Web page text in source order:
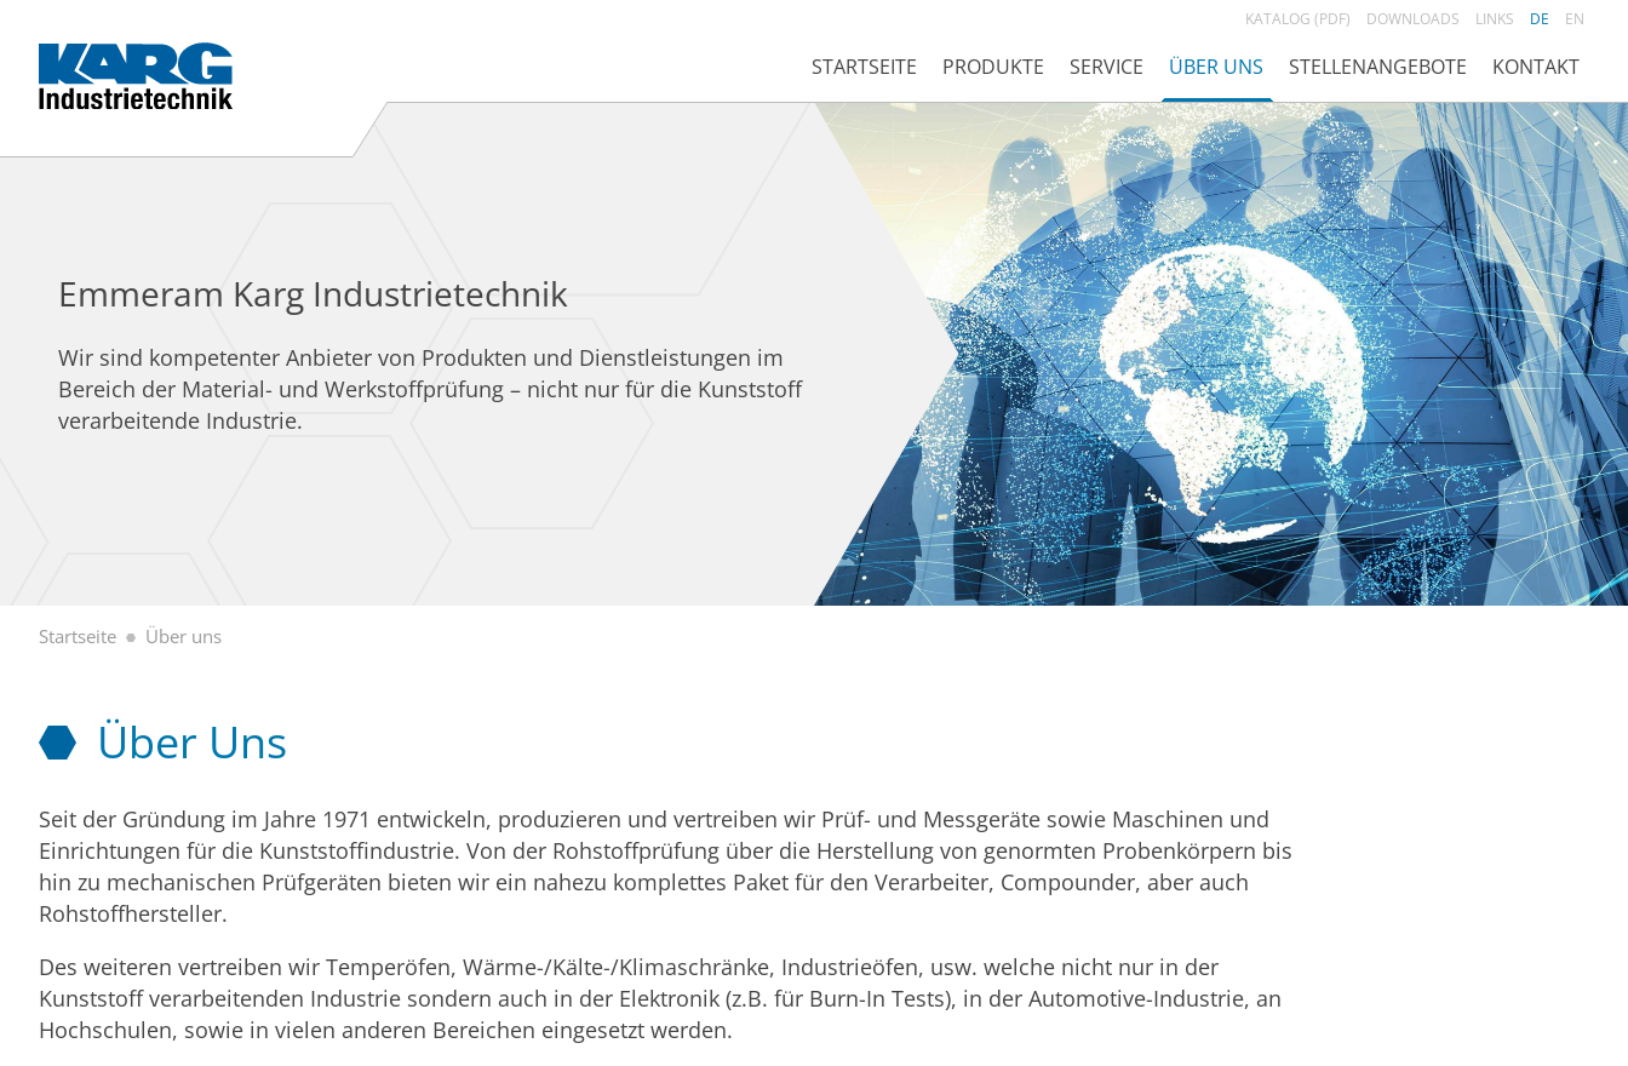
KATALOG (PDF) DOWNLOADS LINKS DE EN
STARTSEITE PRODUKTE SERVICE ÜBER UNS STELLENANGEBOTE KONTAKT
Emmeram Karg Industrietechnik
Wir sind kompetenter Anbieter von Produkten und Dienstleistungen im
Bereich der Material- und Werkstoffprüfung – nicht nur für die Kunststoff
verarbeitende Industrie.
Startseite Über uns
Über Uns
Seit der Gründung im Jahre 1971 entwickeln, produzieren und vertreiben wir Prüf- und Messgeräte sowie Maschinen und
Einrichtungen für die Kunststoffindustrie. Von der Rohstoffprüfung über die Herstellung von genormten Probenkörpern bis
hin zu mechanischen Prüfgeräten bieten wir ein nahezu komplettes Paket für den Verarbeiter, Compounder, aber auch
Rohstoffhersteller.
Des weiteren vertreiben wir Temperöfen, Wärme-/Kälte-/Klimaschränke, Industrieöfen, usw. welche nicht nur in der
Kunststoff verarbeitenden Industrie sondern auch in der Elektronik (z.B. für Burn-In Tests), in der Automotive-Industrie, an
Hochschulen, sowie in vielen anderen Bereichen eingesetzt werden.